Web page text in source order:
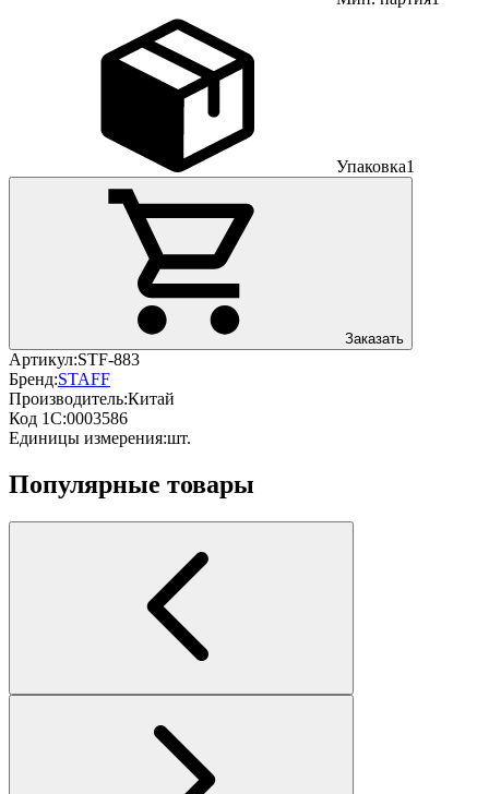
Упаковка1
Заказать
Артикул:STF-883
Бренд:STAFF
Производитель:Китай
Код 1С:0003586
Единицы измерения:шт.
Популярные товары